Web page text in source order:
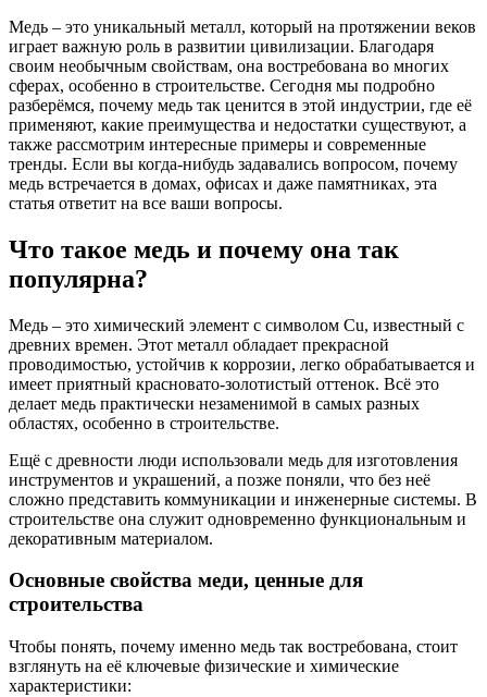
Медь – это уникальный металл, который на протяжении веков
играет важную роль в развитии цивилизации. Благодаря
своим необычным свойствам, она востребована во многих
сферах, особенно в строительстве. Сегодня мы подробно
разберёмся, почему медь так ценится в этой индустрии, где её
применяют, какие преимущества и недостатки существуют, а
также рассмотрим интересные примеры и современные
тренды. Если вы когда-нибудь задавались вопросом, почему
медь встречается в домах, офисах и даже памятниках, эта
статья ответит на все ваши вопросы.
Что такое медь и почему она так
популярна?
Медь – это химический элемент с символом Cu, известный с
древних времен. Этот металл обладает прекрасной
проводимостью, устойчив к коррозии, легко обрабатывается и
имеет приятный красновато-золотистый оттенок. Всё это
делает медь практически незаменимой в самых разных
областях, особенно в строительстве.
Ещё с древности люди использовали медь для изготовления
инструментов и украшений, а позже поняли, что без неё
сложно представить коммуникации и инженерные системы. В
строительстве она служит одновременно функциональным и
декоративным материалом.
Основные свойства меди, ценные для
строительства
Чтобы понять, почему именно медь так востребована, стоит
взглянуть на её ключевые физические и химические
характеристики: